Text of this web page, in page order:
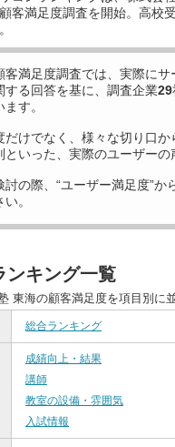
客満足度調査を開始。高校
客満足度調査では、実際にサ
する回答を基に、調査企業29
す。
だけでなく、様々な切り口か
といった、実際のユーザーの
討の際、“ユーザー満足度”か
。
ンキング一覧
東海の顧客満足度を項目別に
総合ランキング
成績向上・結果
講師
教室の設備・雰囲気
入試情報